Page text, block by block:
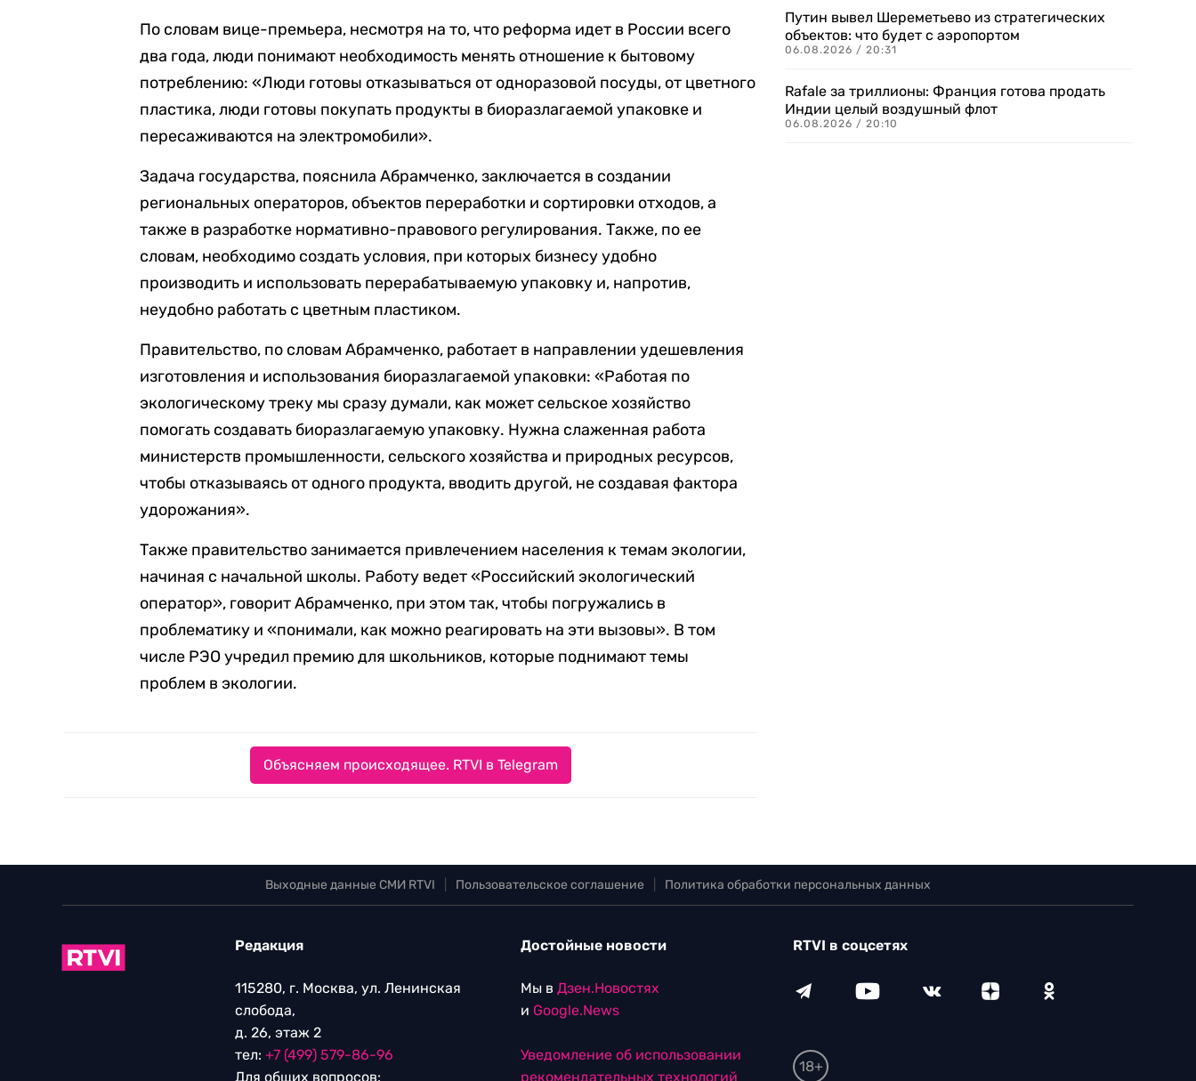
По словам вице-премьера, несмотря на то, что реформа идет в России всего
два года, люди понимают необходимость менять отношение к бытовому
потреблению: «Люди готовы отказываться от одноразовой посуды, от цветного
пластика, люди готовы покупать продукты в биоразлагаемой упаковке и
пересаживаются на электромобили».
Задача государства, пояснила Абрамченко, заключается в создании
региональных операторов, объектов переработки и сортировки отходов, а
также в разработке нормативно-правового регулирования. Также, по ее
словам, необходимо создать условия, при которых бизнесу удобно
производить и использовать перерабатываемую упаковку и, напротив,
неудобно работать с цветным пластиком.
Правительство, по словам Абрамченко, работает в направлении удешевления
изготовления и использования биоразлагаемой упаковки: «Работая по
экологическому треку мы сразу думали, как может сельское хозяйство
помогать создавать биоразлагаемую упаковку. Нужна слаженная работа
министерств промышленности, сельского хозяйства и природных ресурсов,
чтобы отказываясь от одного продукта, вводить другой, не создавая фактора
удорожания».
Также правительство занимается привлечением населения к темам экологии,
начиная с начальной школы. Работу ведет «Российский экологический
оператор», говорит Абрамченко, при этом так, чтобы погружались в
проблематику и «понимали, как можно реагировать на эти вызовы». В том
числе РЭО учредил премию для школьников, которые поднимают темы
проблем в экологии.
Объясняем происходящее. RTVI в Telegram
Путин вывел Шереметьево из стратегических
объектов: что будет с аэропортом
06.08.2026 / 20:31
Rafale за триллионы: Франция готова продать
Индии целый воздушный флот
06.08.2026 / 20:10
Выходные данные СМИ RTVI Пользовательское соглашение Политика обработки персональных данных
Редакция
115280, г. Москва, ул. Ленинская
слобода,
д. 26, этаж 2
тел: +7 (499) 579-86-96
Для общих вопросов:
Достойные новости
Мы в Дзен.Новостях
и Google.News
Уведомление об использовании
рекомендательных технологий
RTVI в соцсетях
18+